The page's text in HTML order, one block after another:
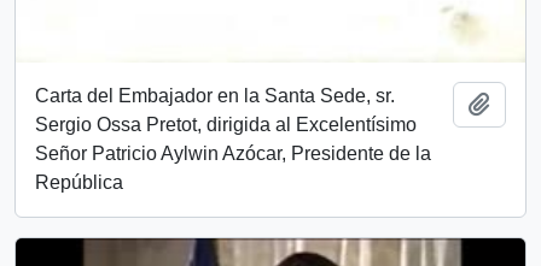
Carta del Embajador en la Santa Sede, sr.
Sergio Ossa Pretot, dirigida al Excelentísimo
Señor Patricio Aylwin Azócar, Presidente de la
República